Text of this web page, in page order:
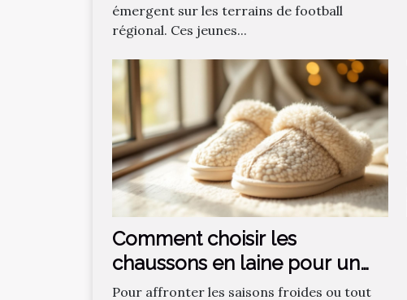
émergent sur les terrains de football
régional. Ces jeunes...
Comment choisir les
chaussons en laine pour un
confort optimal ?
Pour affronter les saisons froides ou tout